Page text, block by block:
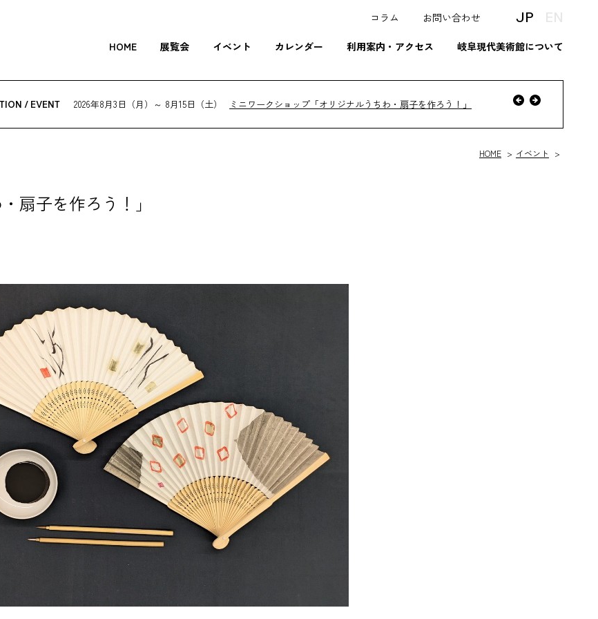
HOME 展覧会 イベント カレンダー 利用案内・アクセス 岐阜現代美術館について
コラム お問い合わせ JP EN
/ EVENT 2026年8月3日（月）～ 8月15日（土） ミニワークショップ「オリジナルうちわ・扇子を作ろう！」
前
へ
次
HOME イベント
扇子を作ろう！」